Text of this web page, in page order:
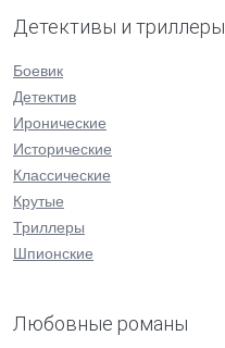
Детективы и триллеры
Боевик
Детектив
Иронические
Исторические
Классические
Крутые
Триллеры
Шпионские
Любовные романы